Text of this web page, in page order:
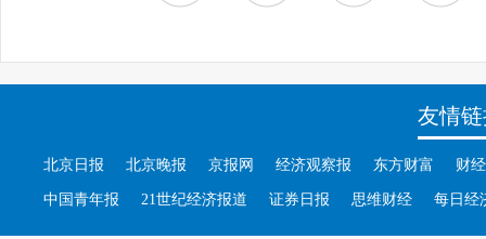
友情
北京日报 北京晚报 京报网 经济观察报 东方财富 财
中国青年报 21世纪经济报道 证券日报 思维财经 每日经